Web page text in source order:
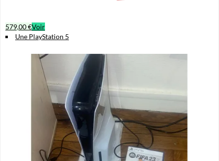
579,00 €Voir
Une PlayStation 5